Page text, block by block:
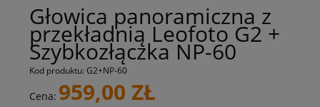
Głowica panoramiczna z
przekładnią Leofoto G2 +
Szybkozłączka NP-60
Kod produktu: G2+NP-60
Cena: 959,00 ZŁ